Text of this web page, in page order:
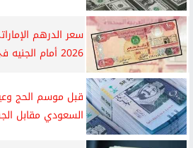
2026 أمام الجنيه في البنوك...
قبل موسم الحج
السعودي مقابل